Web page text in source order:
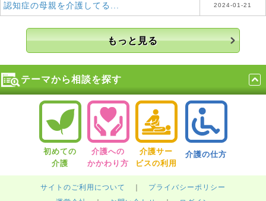
認知症の母親を介護してる... 2024-01-21
もっと見る
テーマから相談を探す
初めての
介護
介護への
かかわり方
介護サー
ビスの利用
介護の仕方
サイトのご利用について
プライバシーポリシー